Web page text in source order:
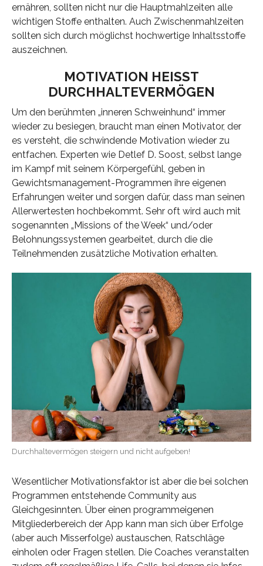
ernähren, sollten nicht nur die Hauptmahlzeiten alle
wichtigen Stoffe enthalten. Auch Zwischenmahlzeiten
sollten sich durch möglichst hochwertige Inhaltsstoffe
auszeichnen.
MOTIVATION HEISST D
URCHHALTEVERMÖGEN
Um den berühmten „inneren Schweinhund“ immer
wieder zu besiegen, braucht man einen Motivator, der
es versteht, die schwindende Motivation wieder zu
entfachen. Experten wie Detlef D. Soost, selbst lange
im Kampf mit seinem Körpergefühl, geben in
Gewichtsmanagement-Programmen ihre eigenen
Erfahrungen weiter und sorgen dafür, dass man seinen
Allerwertesten hochbekommt. Sehr oft wird auch mit
sogenannten „Missions of the Week“ und/oder
Belohnungssystemen gearbeitet, durch die die
Teilnehmenden zusätzliche Motivation erhalten.
Durchhaltevermögen steigern und nicht aufgeben!
Wesentlicher Motivationsfaktor ist aber die bei solchen
Programmen entstehende Community aus
Gleichgesinnten. Über einen programmeigenen
Mitgliederbereich der App kann man sich über Erfolge
(aber auch Misserfolge) austauschen, Ratschläge
einholen oder Fragen stellen. Die Coaches veranstalten